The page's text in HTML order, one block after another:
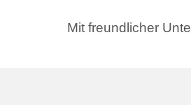
Mit freundlicher